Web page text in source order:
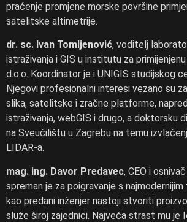
praćenje promjene morske površine
satelitske altimetrije.
dr. sc. Ivan Tomljenović, voditelj
istraživanja i GIS u institutu za
d.o.o. Koordinator je i UNIGIS studijskog
Njegovi profesionalni interesi vezano su
slika, satelitske i zračne platforme,
istraživanja, webGIS i drugo, a doktorsku
na Sveučilištu u Zagrebu na temu
LIDAR-a.
mag. ing. Davor Predavec, CEO i
spreman je za poigravanje s
kao predani inženjer nastoji stvoriti
služe široj zajednici. Najveća strast mu je